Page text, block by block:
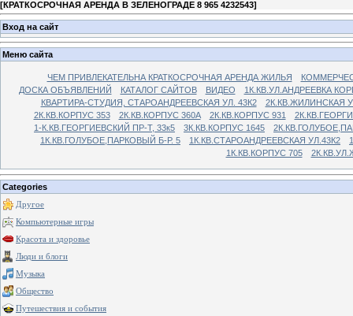
[КРАТКОСРОЧНАЯ АРЕНДА В ЗЕЛЕНОГРАДЕ 8 965 4232543]
Вход на сайт
Меню сайта
ЧЕМ ПРИВЛЕКАТЕЛЬНА КРАТКОСРОЧНАЯ АРЕНДА ЖИЛЬЯ
ДОСКА ОБЪЯВЛЕНИЙ
КАТАЛОГ САЙТОВ ВИДЕО
1К.КВ.УЛ.АНДРЕЕВКА
КВАРТИРА-СТУДИЯ, СТАРОАНДРЕЕВСКАЯ УЛ. 43К2
2К.КВ.ЖИЛИНСКАЯ
2К.КВ.КОРПУС 353
2К.КВ.КОРПУС 360А 2К.КВ.КОРПУС 931
1-К.КВ.ГЕОРГИЕВСКИЙ ПР-Т, 33к5
3К.КВ.КОРПУС 1645
1К.КВ.ГОЛУБОЕ,ПАРКОВЫЙ Б-Р. 5
1К.КВ.СТАРОАНДРЕЕВСКАЯ УЛ.43К2
1К.КВ.КОРПУС 705
Categories
Другое
Компьютерные игры
Красота и здоровье
Люди и блоги
Музыка
Общество
Путешествия и события